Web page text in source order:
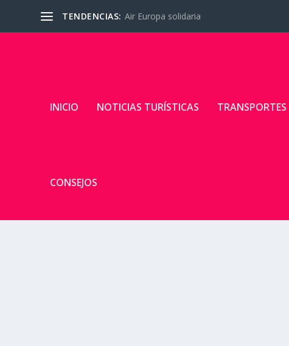
TENDENCIAS: Air Europa solidaria
INICIO NOTICIAS TURÍSTICAS TRANSPORTES
CONSEJOS